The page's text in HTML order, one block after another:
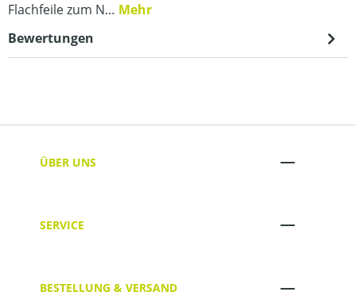
Flachfeile zum N… Mehr
Bewertungen
ÜBER UNS
SERVICE
BESTELLUNG & VERSAND